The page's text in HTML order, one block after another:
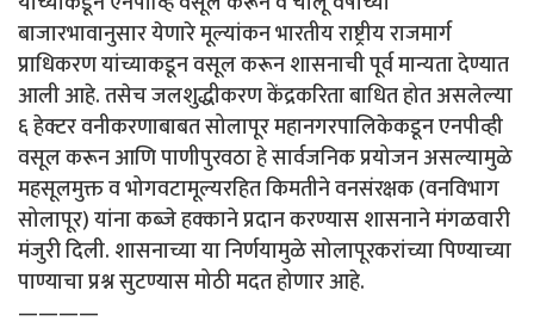
बाजारभावानुसार येणारे मूल्यांकन भारतीय राष्ट्रीय राजमार्ग
प्राधिकरण यांच्याकडून वसूल करून शासनाची पूर्व मान्यता देण्यात
आली आहे. तसेच जलशुद्धीकरण केंद्रकरिता बाधित होत असलेल्या
६ हेक्टर वनीकरणाबाबत सोलापूर महानगरपालिकेकडून एनपीव्ही
वसूल करून आणि पाणीपुरवठा हे सार्वजनिक प्रयोजन असल्यामुळे
महसूलमुक्त व भोगवटामूल्यरहित किमतीने वनसंरक्षक (वनविभाग
सोलापूर) यांना कब्जे हक्काने प्रदान करण्यास शासनाने मंगळवारी
मंजुरी दिली. शासनाच्या या निर्णयामुळे सोलापूरकरांच्या पिण्याच्या
पाण्याचा प्रश्न सुटण्यास मोठी मदत होणार आहे.
————